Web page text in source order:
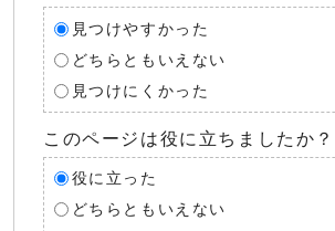
見つけやすかった
どちらともいえない
見つけにくかった
このページは役に立ちましたか？
役に立った
どちらともいえない